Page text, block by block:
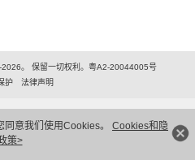
意我们使用Cookies。 Cookies和隐
策>
。 保留一切权利。粤A2-20044005号
护
法律声明